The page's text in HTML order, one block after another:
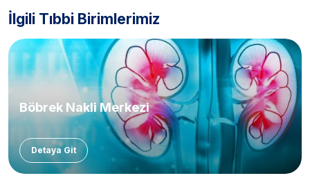
İlgili Tıbbi Birimlerimiz
Böbrek Nakli Merkezi
Detaya Git